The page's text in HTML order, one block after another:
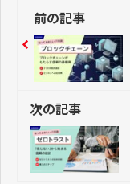
前の記事
次の記事